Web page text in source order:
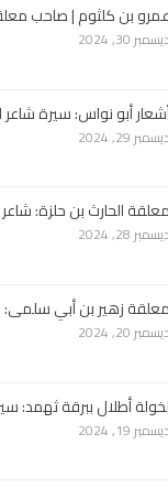
عمرو بن كلثوم | صاحب
ديسمبر 30, 2024
أبو نواس: سيرة شاعر
ديسمبر 29, 2024
معلقة الحارث بن حلزة:
ديسمبر 28, 2024
معلقة زهير بن أبي سلمى:
ديسمبر 20, 2024
لخولة أطلال ببرقة ثهمد:
ديسمبر 19, 2024